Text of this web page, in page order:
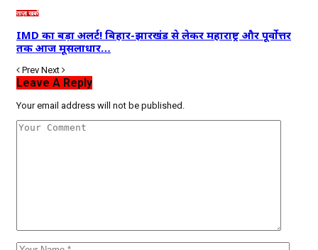
ताज़ा खबरें
IMD का बड़ा अलर्ट! बिहार-झारखंड से लेकर महाराष्ट्र और पूर्वोत्तर
तक आज मूसलाधार…
Prev Next
Leave A Reply
Your email address will not be published.